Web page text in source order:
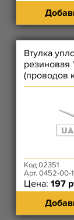
Втулка
резиновая
(проводов
гибкого
Код 02351
Арт. 0452-00-
Цена: 197